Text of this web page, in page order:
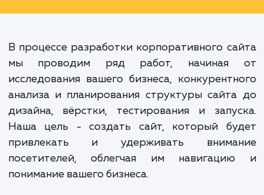
разработанный корпоративный
может стать одним из
факторов успеха вашего бизнеса.